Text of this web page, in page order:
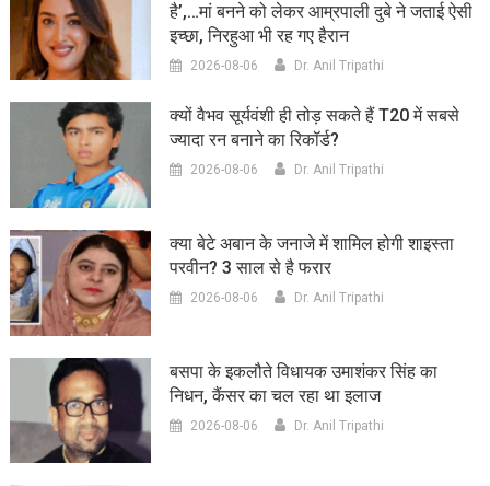
है’,…मां बनने को लेकर आम्रपाली दुबे ने जताई ऐसी
इच्छा, निरहुआ भी रह गए हैरान
2026-08-06 Dr. Anil Tripathi
क्यों वैभव सूर्यवंशी ही तोड़ सकते हैं T20 में सबसे
ज्यादा रन बनाने का रिकॉर्ड?
2026-08-06 Dr. Anil Tripathi
क्या बेटे अबान के जनाजे में शामिल होगी शाइस्ता
परवीन? 3 साल से है फरार
2026-08-06 Dr. Anil Tripathi
बसपा के इकलौते विधायक उमाशंकर सिंह का
निधन, कैंसर का चल रहा था इलाज
2026-08-06 Dr. Anil Tripathi